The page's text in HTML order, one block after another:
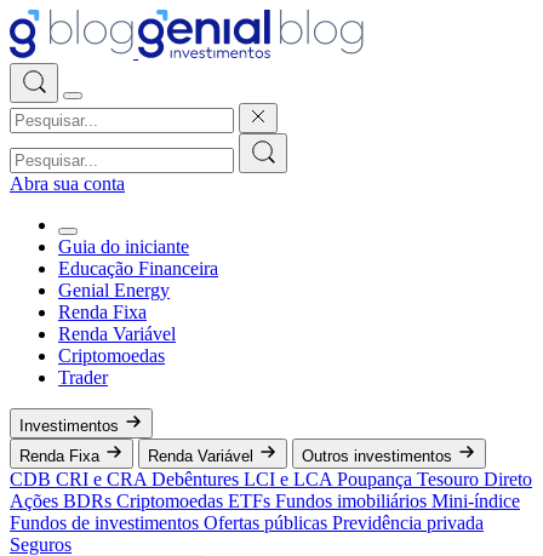
Abra sua conta
Guia do iniciante
Educação Financeira
Genial Energy
Renda Fixa
Renda Variável
Criptomoedas
Trader
Investimentos
Renda Fixa
Renda Variável Outros investimentos
CDB CRI e CRA Debêntures LCI e LCA Poupança Tesouro Direto
Ações BDRs Criptomoedas ETFs Fundos imobiliários Mini-índice
Fundos de investimentos Ofertas públicas Previdência privada
Seguros